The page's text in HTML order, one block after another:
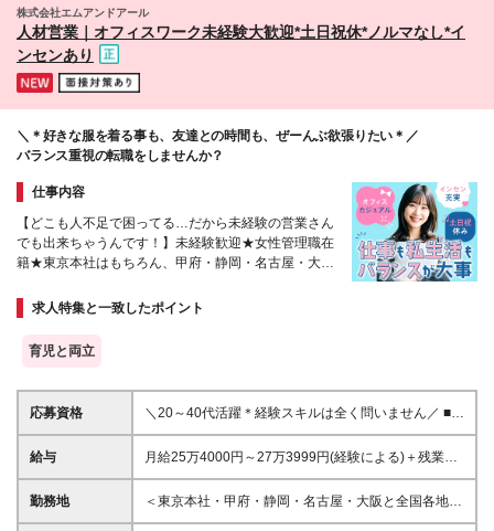
庫・愛知・三重 ※受動喫煙対策：配属先により異なり
ます ※変更の範囲：上記を除く当社関連勤務地
株式会社エムアンドアール
人材営業｜オフィスワーク未経験大歓迎*土日祝休*ノルマなし*イ
ンセンあり
＼＊好きな服を着る事も、友達との時間も、ぜーんぶ欲張りたい＊／
バランス重視の転職をしませんか？
仕事内容
【どこも人不足で困ってる…だから未経験の営業さん
でも出来ちゃうんです！】未経験歓迎★女性管理職在
籍★東京本社はもちろん、甲府・静岡・名古屋・大阪
求人特集と一致したポイント
育児と両立
応募資格
＼20～40代活躍＊経験スキルは全く問いません／ ■未
経験歓迎 ■学歴不問 ＼こんな方が活躍中／ ・飲食ア
ルバイトでの接客経験を活かしている方 ・未経験か
な仕事がしたい方 ・BtoBのお仕事に挑戦したい方
など
給与
月給25万4000円～27万3999円(経験による)＋残業代
＋インセンティブ＋各種手当 ※頑張った分、しっかり
インセンティブをGET！ ※試用期間3ヶ月あり（条件
勤務地
＜東京本社・甲府・静岡・名古屋・大阪と全国各地で
大募集★＞ ■東京本社 東京都渋谷区千駄ヶ谷5-18-20